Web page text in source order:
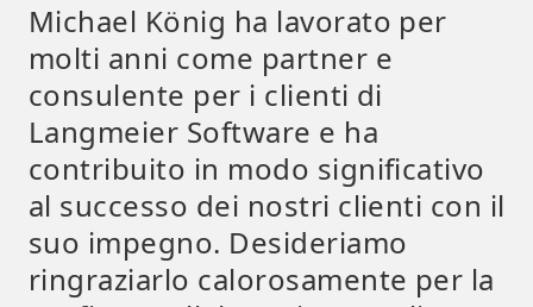
Michael König ha lavorato per
molti anni come partner e
consulente per i clienti di
Langmeier Software e ha
contribuito in modo significativo
al successo dei nostri clienti con il
suo impegno. Desideriamo
ringraziarlo calorosamente per la